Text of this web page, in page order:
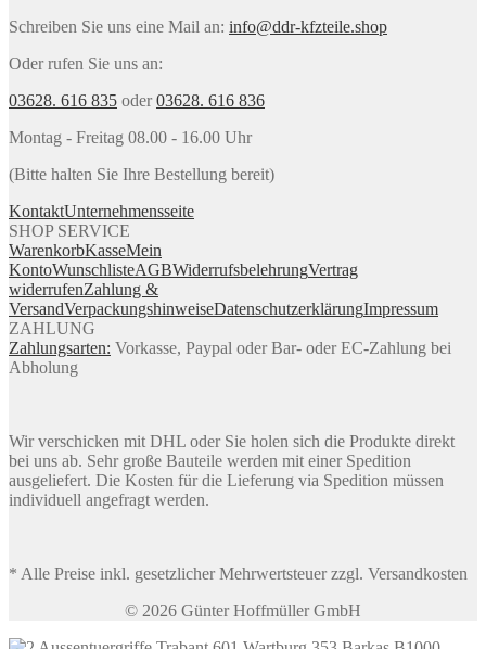
Schreiben Sie uns eine Mail an: info@ddr-kfzteile.shop
Oder rufen Sie uns an:
03628. 616 835 oder03628. 616 836
Montag - Freitag 08.00 - 16.00 Uhr
(Bitte halten Sie Ihre Bestellung bereit)
KontaktUnternehmensseite
SHOP SERVICE
WarenkorbKasseMein
KontoWunschlisteAGBWiderrufsbelehrungVertrag
widerrufenZahlung &
VersandVerpackungshinweiseDatenschutzerklärungImpressum
ZAHLUNG
Zahlungsarten: Vorkasse, Paypal oder Bar- oder EC-Zahlung bei
Abholung
Wir verschicken mit DHL oder Sie holen sich die Produkte direkt
bei uns ab. Sehr große Bauteile werden mit einer Spedition
ausgeliefert. Die Kosten für die Lieferung via Spedition müssen
individuell angefragt werden.
* Alle Preise inkl. gesetzlicher Mehrwertsteuer zzgl. Versandkosten
© 2026 Günter Hoffmüller GmbH